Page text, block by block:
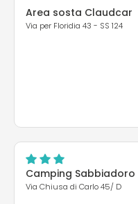
Area sosta Claudcar
Via per Floridia 43 - SS 124
Camping Sabbiadoro
Via Chiusa di Carlo 45/ D